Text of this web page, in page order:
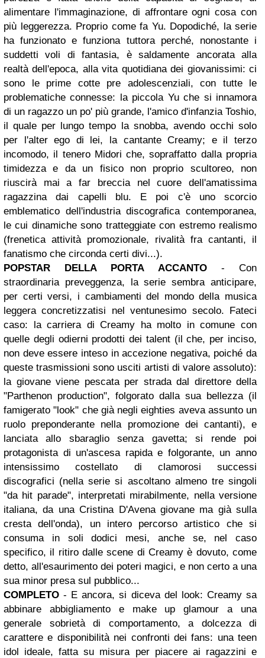
alimentare l'immaginazione, di affrontare ogni cosa con
più leggerezza. Proprio come fa Yu. Dopodiché, la serie
ha funzionato e funziona tuttora perché, nonostante i
suddetti voli di fantasia, è saldamente ancorata alla
realtà dell'epoca, alla vita quotidiana dei giovanissimi: ci
sono le prime cotte pre adolescenziali, con tutte le
problematiche connesse: la piccola Yu che si innamora
di un ragazzo un po' più grande, l'amico d'infanzia Toshio,
il quale per lungo tempo la snobba, avendo occhi solo
per l'alter ego di lei, la cantante Creamy; e il terzo
incomodo, il tenero Midori che, sopraffatto dalla propria
timidezza e da un fisico non proprio scultoreo, non
riuscirà mai a far breccia nel cuore dell'amatissima
ragazzina dai capelli blu. E poi c'è uno scorcio
emblematico dell'industria discografica contemporanea,
le cui dinamiche sono tratteggiate con estremo realismo
(frenetica attività promozionale, rivalità fra cantanti, il
fanatismo che circonda certi divi...).
POPSTAR DELLA PORTA ACCANTO- Con
straordinaria preveggenza, la serie sembra anticipare,
per certi versi, i cambiamenti del mondo della musica
leggera concretizzatisi nel ventunesimo secolo. Fateci
caso: la carriera di Creamy ha molto in comune con
quelle degli odierni prodotti dei talent (il che, per inciso,
non deve essere inteso in accezione negativa, poiché da
queste trasmissioni sono usciti artisti di valore assoluto):
la giovane viene pescata per strada dal direttore della
"Parthenon production", folgorato dalla sua bellezza (il
famigerato "look" che già negli eighties aveva assunto un
ruolo preponderante nella promozione dei cantanti), e
lanciata allo sbaraglio senza gavetta; si rende poi
protagonista di un'ascesa rapida e folgorante, un anno
intensissimo costellato di clamorosi successi
discografici (nella serie si ascoltano almeno tre singoli
"da hit parade", interpretati mirabilmente, nella versione
italiana, da una Cristina D'Avena giovane ma già sulla
cresta dell'onda), un intero percorso artistico che si
consuma in soli dodici mesi, anche se, nel caso
specifico, il ritiro dalle scene di Creamy è dovuto, come
detto, all'esaurimento dei poteri magici, e non certo a una
sua minor presa sul pubblico...
COMPLETO - E ancora, si diceva del look: Creamy sa
abbinare abbigliamento e make up glamour a una
generale sobrietà di comportamento, a dolcezza di
carattere e disponibilità nei confronti dei fans: una teen
idol ideale, fatta su misura per piacere ai ragazzini e